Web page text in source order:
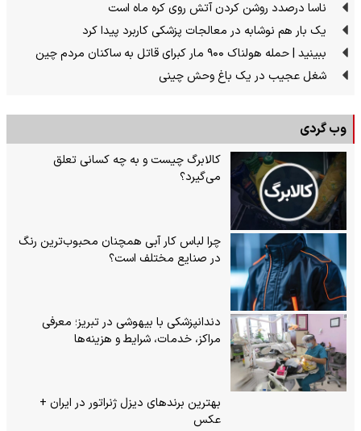
ناسا درصدد روشن کردن آتش روی کره ماه است
یک بار هم نوشابه در معالجات پزشکی کاربرد پیدا کرد
ببینید | حمله هولناک ۹۰۰ مار کبرای قاتل به ساکنان مردم چین
شغل عجیب در یک باغ وحش چینی
وب گردی
کالابرگ چیست و به چه کسانی تعلق
می‌گیرد؟
چرا لباس کار آبی همچنان محبوب‌ترین رنگ
در صنایع مختلف است؟
دندانپزشکی با بیهوشی در تبریز؛ معرفی
مراکز، خدمات، شرایط و هزینه‌ها
بهترین برندهای دیزل ژنراتور در ایران +
عکس